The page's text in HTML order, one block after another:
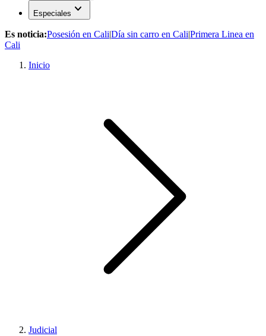
Especiales expand_more
Es noticia:Posesión en Cali|Día sin carro en Cali|Primera Linea en
Cali
Inicio
Judicial